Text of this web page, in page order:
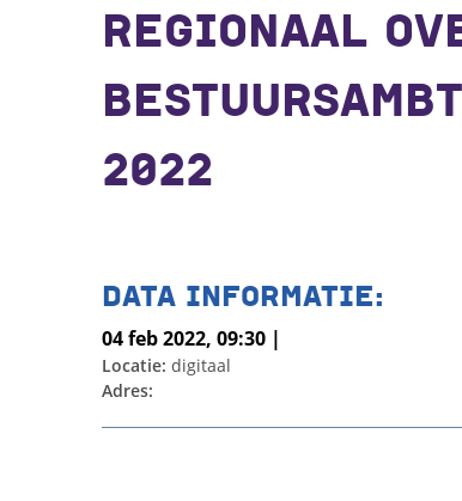
REGIONAAL
2022
DATA INFORMATIE:
04 feb 2022, 09:30 |
Locatie: digitaal
Adres: